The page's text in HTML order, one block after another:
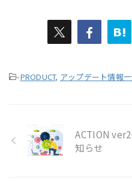
-PRODUCT, アップデート情報
ACTION
知らせ